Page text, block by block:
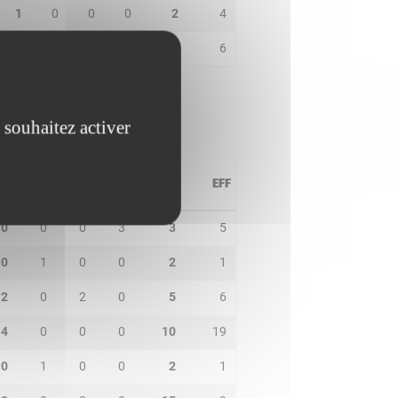
1 0 0 0 2 4
6
EFF
0 0 0 3 3 5
0 1 0 0 2 1
2 0 2 0 5 6
4 0 0 0 10 19
0 1 0 0 2 1
activer